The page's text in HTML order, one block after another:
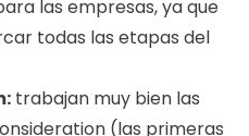
las empresas, ya que
trabajan muy bien las
(las primeras